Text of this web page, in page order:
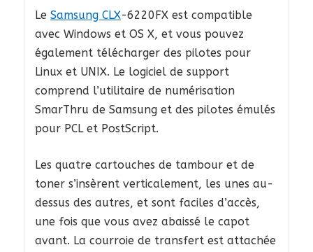
Le Samsung CLX-6220FX est compatible
avec Windows et OS X, et vous pouvez
également télécharger des pilotes pour
Linux et UNIX. Le logiciel de support
comprend l’utilitaire de numérisation
SmarThru de Samsung et des pilotes émulés
pour PCL et PostScript.
Les quatre cartouches de tambour et de
toner s’insèrent verticalement, les unes au-
dessus des autres, et sont faciles d’accès,
une fois que vous avez abaissé le capot
avant. La courroie de transfert est attachée